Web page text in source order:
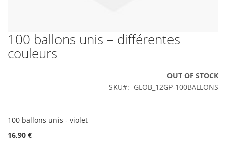
Skip
to
the
gallery
100 ballons unis – différentes
couleurs
OUT OF STOCK
SKU
GLOB_12GP-100BALLONS
product
100 ballons unis - violet
16,90 €